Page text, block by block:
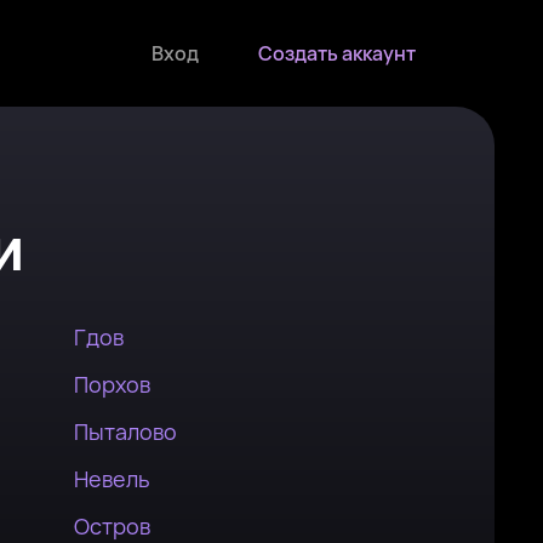
Вход Создать аккаунт
Гдов
Порхов
Пыталово
Невель
Остров